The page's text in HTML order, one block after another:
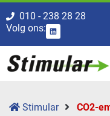
010 - 238 28 28
Volg ons:
Stimular CO2-